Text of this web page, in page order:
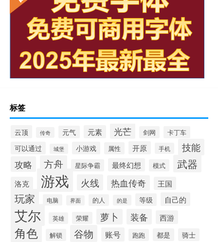
标签
云顶 传奇 元气 元素 光芒 剑网 卡丁车
可以通过 城堡 小游戏 属性 开原 手机 技能
攻略 方舟 星际争霸 最终幻想 模式 武器
洛克 游戏 火线 热血传奇 王国
玩家 电脑 界面 的人 的是 等级 自己的
艾尔 英雄 荣耀 萝卜 装备 西游
角色 解锁 谷物 账号 跑跑 都是 骑士